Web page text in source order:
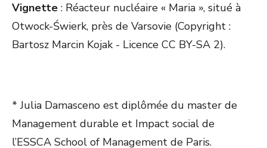
Vignette : Réacteur nucléaire « Maria », situé à
Otwock-Świerk, près de Varsovie (Copyright :
Bartosz Marcin Kojak - Licence CC BY-SA 2).
* Julia Damasceno est diplômée du master de
Management durable et Impact social de
l’ESSCA School of Management de Paris.